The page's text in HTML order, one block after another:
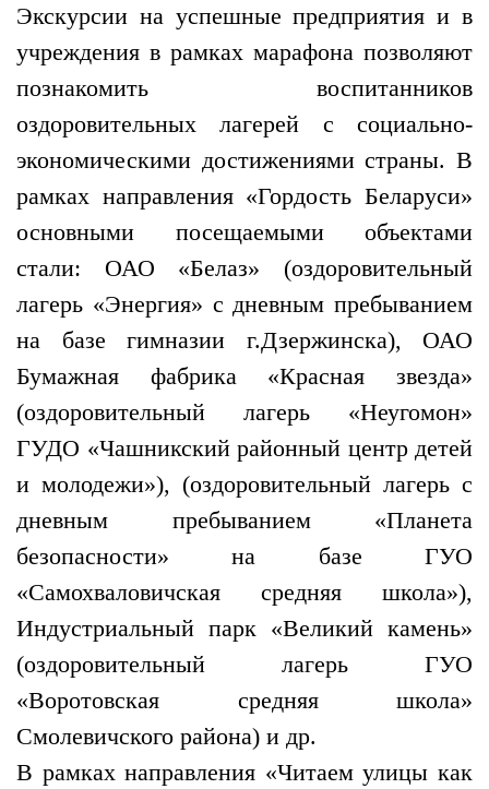
Экскурсии на успешные предприятия и в
учреждения в рамках марафона позволяют
познакомить воспитанников
оздоровительных лагерей с социально-
экономическими достижениями страны. В
рамках направления «Гордость Беларуси»
основными посещаемыми объектами
стали: ОАО «Белаз» (оздоровительный
лагерь «Энергия» с дневным пребыванием
на базе гимназии г.Дзержинска), ОАО
Бумажная фабрика «Красная звезда»
(оздоровительный лагерь «Неугомон»
ГУДО «Чашникский районный центр детей
и молодежи»), (оздоровительный лагерь с
дневным пребыванием «Планета
безопасности» на базе ГУО
«Самохваловичская средняя школа»),
Индустриальный парк «Великий камень»
(оздоровительный лагерь ГУО
«Воротовская средняя школа»
Смолевичского района) и др.
В рамках направления «Читаем улицы как